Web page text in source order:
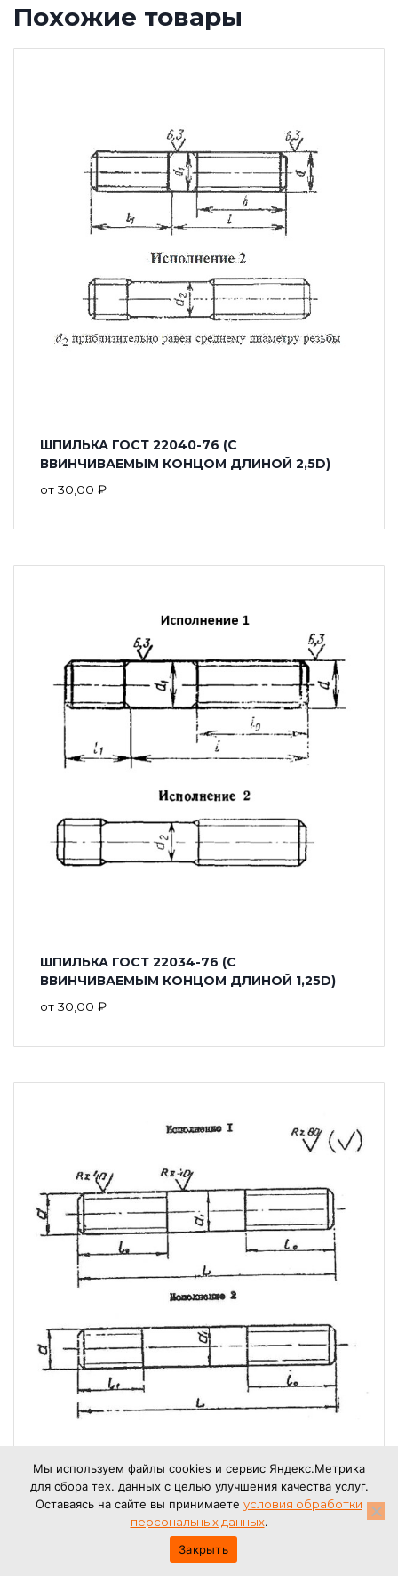
Похожие товары
ШПИЛЬКА ГОСТ 22040-76 (С
ВВИНЧИВАЕМЫМ КОНЦОМ ДЛИНОЙ 2,5D)
от 30,00 ₽
ШПИЛЬКА ГОСТ 22034-76 (С
ВВИНЧИВАЕМЫМ КОНЦОМ ДЛИНОЙ 1,25D)
от 30,00 ₽
ШПИЛЬКА ОСТ 26-2040-96 (ДЛЯ ФЛАНЦЕВ)
от35,00 ₽
Мы используем файлы cookies и сервис Яндекс.Метрика
для сбора тех. данных с целью улучшения качества услуг.
Оставаясь на сайте вы принимаете условия обработки
персональных данных.
Закрыть